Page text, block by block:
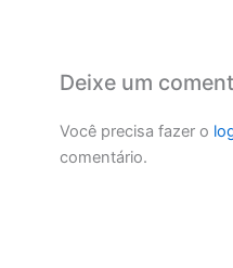
Deixe um
Você precisa fazer o
comentário.